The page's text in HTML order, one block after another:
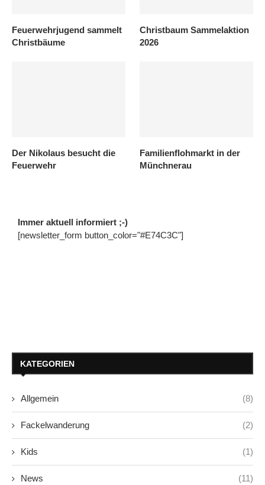
Feuerwehrjugend sammelt
Christbäume
Christbaum Sammelaktion
2026
Der Nikolaus besucht die
Feuerwehr
Familienflohmarkt in der
Münchnerau
Immer aktuell informiert ;-)
[newsletter_form button_color="#E74C3C"]
KATEGORIEN
Allgemein (8)
Fackelwanderung (2)
Kids (1)
News (11)